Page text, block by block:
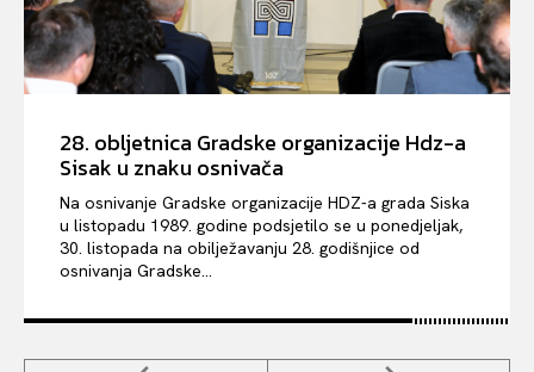
28. obljetnica Gradske organizacije Hdz-a
Sisak u znaku osnivača
Na osnivanje Gradske organizacije HDZ-a grada Siska
u listopadu 1989. godine podsjetilo se u ponedjeljak,
30. listopada na obilježavanju 28. godišnjice od
osnivanja Gradske...